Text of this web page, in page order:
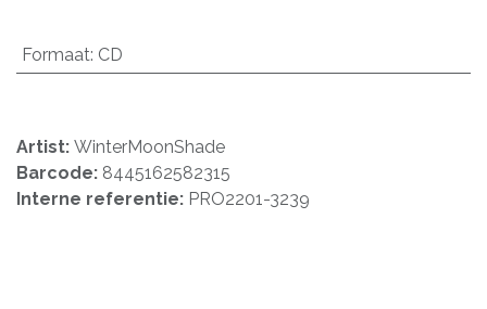
Formaat: CD
Artist: WinterMoonShade
Barcode: 8445162582315
Interne referentie: PRO2201-3239